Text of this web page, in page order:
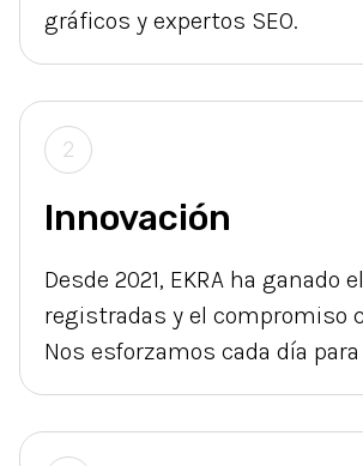
gráficos y expertos SEO.
2
Innovación
Desde 2021, EKRA ha
registradas y el compromiso
Nos esforzamos cada día